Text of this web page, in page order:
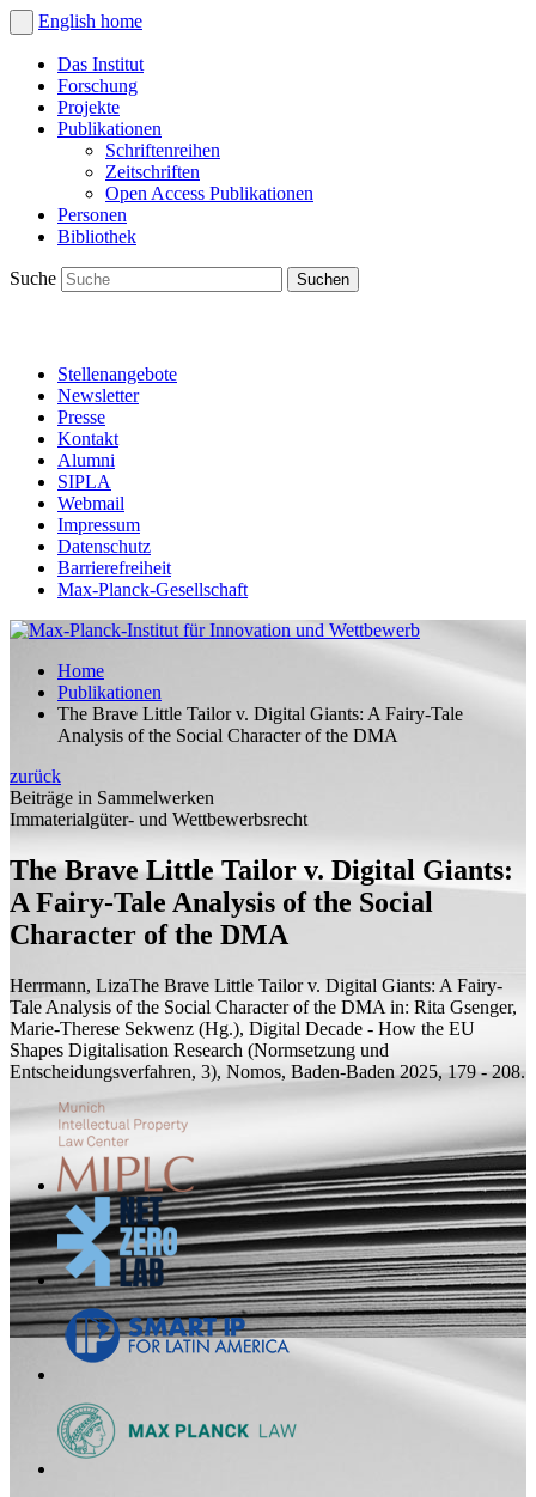
English home
Das Institut
Forschung
Projekte
Publikationen
Schriftenreihen
Zeitschriften
Open Access Publikationen
Personen
Bibliothek
Suche
Stellenangebote
Newsletter
Presse
Kontakt
Alumni
SIPLA
Webmail
Impressum
Datenschutz
Barrierefreiheit
Max-Planck-Gesellschaft
Home
Publikationen
The Brave Little Tailor v. Digital Giants: A Fairy-Tale
Analysis of the Social Character of the DMA
zurück
Beiträge in Sammelwerken
Immaterialgüter- und Wettbewerbsrecht
The Brave Little Tailor v. Digital Giants:
A Fairy-Tale Analysis of the Social
Character of the DMA
Herrmann, LizaThe Brave Little Tailor v. Digital Giants: A Fairy-
Tale Analysis of the Social Character of the DMA in: Rita Gsenger,
Marie-Therese Sekwenz (Hg.), Digital Decade - How the EU
Shapes Digitalisation Research (Normsetzung und
Entscheidungsverfahren, 3), Nomos, Baden-Baden 2025, 179 - 208.